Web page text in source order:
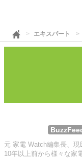
エキスパート
元 家電 Watch編集長、現
10年以上前から様々な家